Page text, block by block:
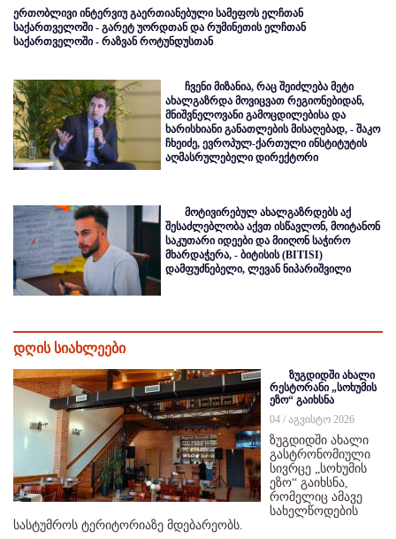
ერთობლივი ინტერვიუ გაერთიანებული სამეფოს ელჩთან
საქართველოში - გარეტ უორდთან და რუმინეთის ელჩთან
საქართველოში - რაზვან როტუნდუსთან
ჩვენი მიზანია, რაც შეიძლება მეტი
ახალგაზრდა მოვიცვათ რეგიონებიდან,
მნიშვნელოვანი გამოცდილებისა და
ხარისხიანი განათლების მისაღებად, - შაკო
ჩხეიძე, ევროპულ-ქართული ინსტიტუტის
აღმასრულებელი დირექტორი
მოტივირებულ ახალგაზრდებს აქ
შესაძლებლობა აქვთ ისწავლონ, მოიტანონ
საკუთარი იდეები და მიიღონ საჭირო
მხარდაჭერა, - ბიტისის (BITISI)
დამფუძნებელი, ლევან ნიპარიშვილი
დღის სიახლეები
ზუგდიდში ახალი
რესტორანი „სოხუმის
ეზო“ გაიხსნა
04 / აგვისტო 2026
ზუგდიდში ახალი
გასტრონომიული
სივრცე „სოხუმის
ეზო“ გაიხსნა,
რომელიც ამავე
სახელწოდების
სასტუმროს ტერიტორიაზე მდებარეობს.